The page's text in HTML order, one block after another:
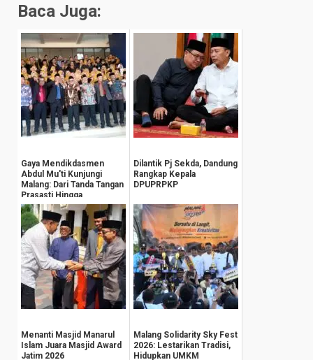
Baca Juga:
Gaya Mendikdasmen
Abdul Mu'ti Kunjungi
Malang: Dari Tanda Tangan
Prasasti Hingga
Groundbreaking Gedu...
Dilantik Pj Sekda, Dandung
Rangkap Kepala
DPUPRPKP
Menanti Masjid Manarul
Islam Juara Masjid Award
Jatim 2026
Malang Solidarity Sky Fest
2026: Lestarikan Tradisi,
Hidupkan UMKM